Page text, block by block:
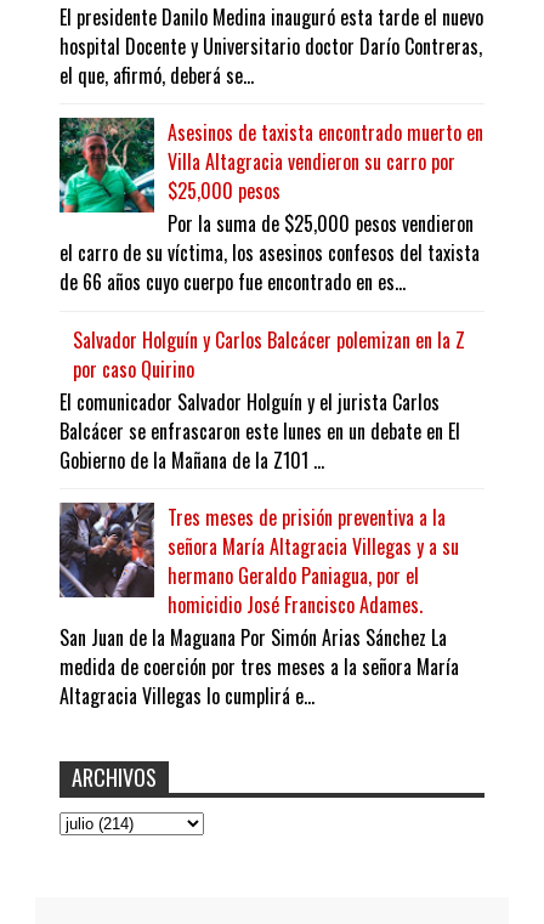
El presidente Danilo Medina inauguró esta tarde el nuevo
hospital Docente y Universitario doctor Darío Contreras,
el que, afirmó, deberá se...
Asesinos de taxista encontrado muerto en
Villa Altagracia vendieron su carro por
$25,000 pesos
Por la suma de $25,000 pesos vendieron
el carro de su víctima, los asesinos confesos del taxista
de 66 años cuyo cuerpo fue encontrado en es...
Salvador Holguín y Carlos Balcácer polemizan en la Z
por caso Quirino
El comunicador Salvador Holguín y el jurista Carlos
Balcácer se enfrascaron este lunes en un debate en El
Gobierno de la Mañana de la Z101 ...
Tres meses de prisión preventiva a la
señora María Altagracia Villegas y a su
hermano Geraldo Paniagua, por el
homicidio José Francisco Adames.
San Juan de la Maguana Por Simón Arias Sánchez La
medida de coerción por tres meses a la señora María
Altagracia Villegas lo cumplirá e...
ARCHIVOS